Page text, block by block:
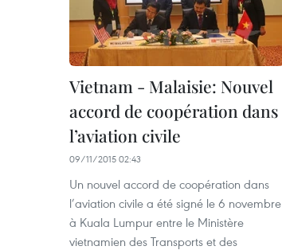
Vietnam - Malaisie: Nouvel
accord de coopération dans
l’aviation civile
09/11/2015 02:43
Un nouvel accord de coopération dans
l’aviation civile a été signé le 6 novembre
à Kuala Lumpur entre le Ministère
vietnamien des Transports et des